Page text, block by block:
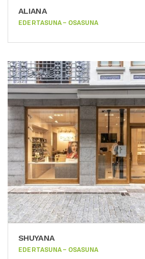
ALIANA
EDERTASUNA – OSASUNA
SHUYANA
EDERTASUNA – OSASUNA